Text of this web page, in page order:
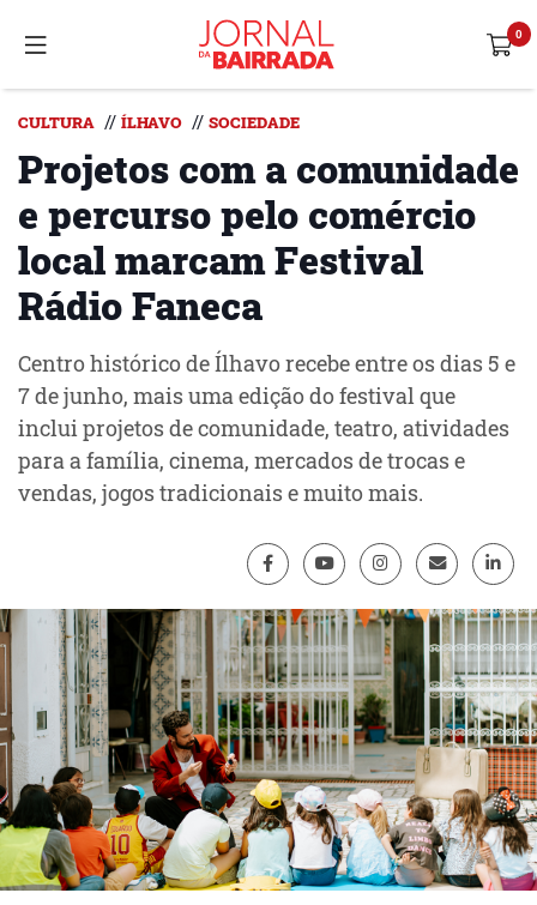
CULTURA // ÍLHAVO // SOCIEDADE
Projetos com a comunidade
e percurso pelo comércio
local marcam Festival
Rádio Faneca
Centro histórico de Ílhavo recebe entre os dias 5 e
7 de junho, mais uma edição do festival que
inclui projetos de comunidade, teatro, atividades
para a família, cinema, mercados de trocas e
vendas, jogos tradicionais e muito mais.